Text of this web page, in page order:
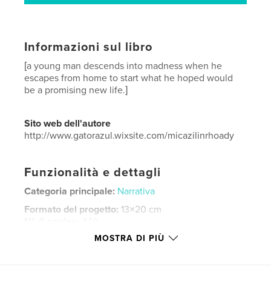
Informazioni sul libro
[a young man descends into madness when he
escapes from home to start what he hoped would
be a promising new life.]
Sito web dell'autore
http://www.gatorazul.wixsite.com/micazilinrhoady
Funzionalità e dettagli
Categoria principale: Narrativa
Formato del progetto: 13×20 cm
MOSTRA DI PIÙ